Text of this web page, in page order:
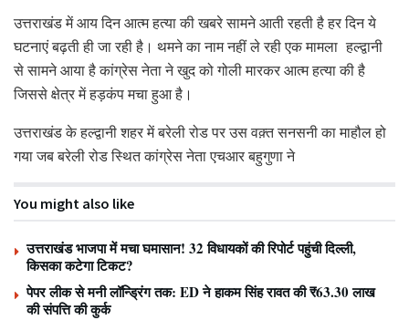
उत्तराखंड में आय दिन आत्म हत्या की खबरे सामने आती रहती है हर दिन ये
घटनाएं बढ़ती ही जा रही है। थमने का नाम नहीं ले रही एक मामला हल्द्वानी
से सामने आया है कांग्रेस नेता ने खुद को गोली मारकर आत्म हत्या की है
जिससे क्षेत्र में हड़कंप मचा हुआ है।
उत्तराखंड के हल्द्वानी शहर में बरेली रोड पर उस वक़्त सनसनी का माहौल हो
गया जब बरेली रोड स्थित कांग्रेस नेता एचआर बहुगुणा ने
You might also like
उत्तराखंड भाजपा में मचा घमासान! 32 विधायकों की रिपोर्ट पहुंची दिल्ली,
किसका कटेगा टिकट?
पेपर लीक से मनी लॉन्ड्रिंग तक: ED ने हाकम सिंह रावत की ₹63.30 लाख
की संपत्ति की कुर्क